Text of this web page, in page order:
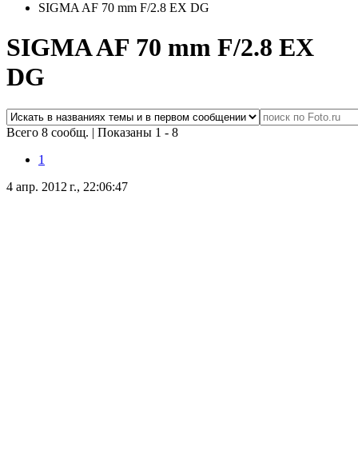
SIGMA AF 70 mm F/2.8 EX DG
SIGMA AF 70 mm F/2.8 EX
DG
Всего 8 сообщ. | Показаны 1 - 8
1
4 апр. 2012 г., 22:06:47